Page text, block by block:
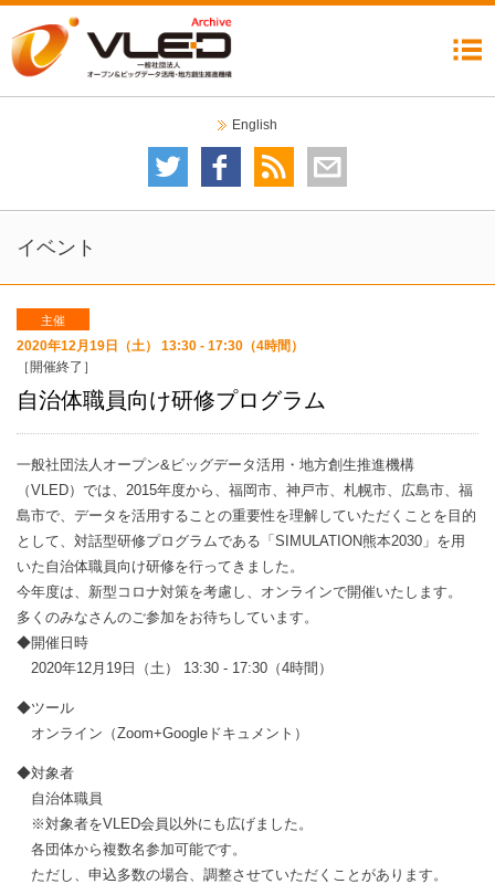
English
データガバナンス委員会
2020オープンデータシティ推進委員会
イベント
主催
2020年12月19日（土） 13:30 - 17:30（4時間）
［開催終了］
自治体職員向け研修プログラム
一般社団法人オープン&ビッグデータ活用・地方創生推進機構
（VLED）では、2015年度から、福岡市、神戸市、札幌市、広島市、福
島市で、データを活用することの重要性を理解していただくことを目的
として、対話型研修プログラムである「SIMULATION熊本2030」を用
いた自治体職員向け研修を行ってきました。
今年度は、新型コロナ対策を考慮し、オンラインで開催いたします。
多くのみなさんのご参加をお待ちしています。
◆開催日時
2020年12月19日（土） 13:30 - 17:30（4時間）
◆ツール
オンライン（Zoom+Googleドキュメント）
◆対象者
自治体職員
※対象者をVLED会員以外にも広げました。
各団体から複数名参加可能です。
ただし、申込多数の場合、調整させていただくことがあります。